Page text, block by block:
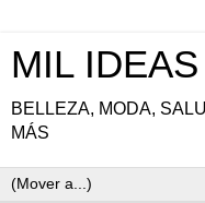
MIL
BELLEZA, MODA,
MÁS